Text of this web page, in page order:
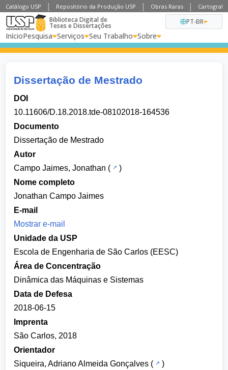
Catálogo USP Repositório da Produção USP Obras Raras
Biblioteca Digital de
Teses e Dissertações
InícioPesquisa Serviços Seu Trabalho Sobre
PT-BR
Dissertação de Mestrado
DOI
10.11606/D.18.2018.tde-08102018-164536
Documento
Dissertação de Mestrado
Autor
Campo Jaimes, Jonathan (
)
Nome completo
Jonathan Campo Jaimes
E-mail
Mostrar e-mail
Unidade da USP
Escola de Engenharia de São Carlos (EESC)
Área de Concentração
Dinâmica das Máquinas e Sistemas
Data de Defesa
2018-06-15
Imprenta
São Carlos, 2018
Orientador
Siqueira, Adriano Almeida Gonçalves (
)